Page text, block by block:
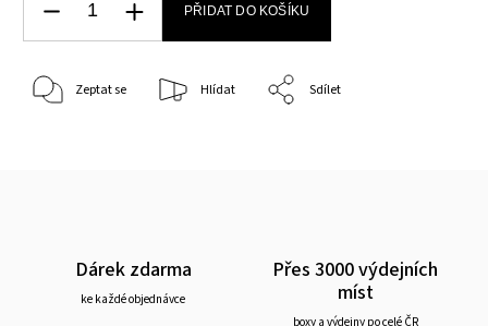
PŘIDAT DO KOŠÍKU
Zeptat se Hlídat Sdílet
Dárek zdarma
ke každé objednávce
Přes 3000 výdejních
míst
boxy a výdejny po celé ČR